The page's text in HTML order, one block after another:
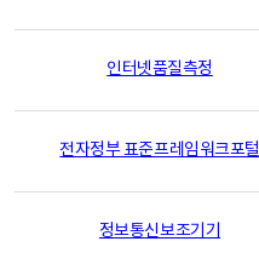
인터넷품질측정
전자정부 표준프레임워크포털
정보통신보조기기